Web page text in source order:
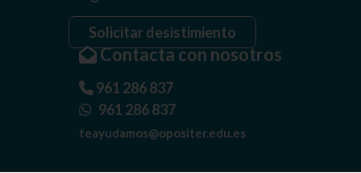
Solicitar desistimiento
Contacta con nosotros
961 286 837
961 286 837
teayudamos@opositer.edu.es